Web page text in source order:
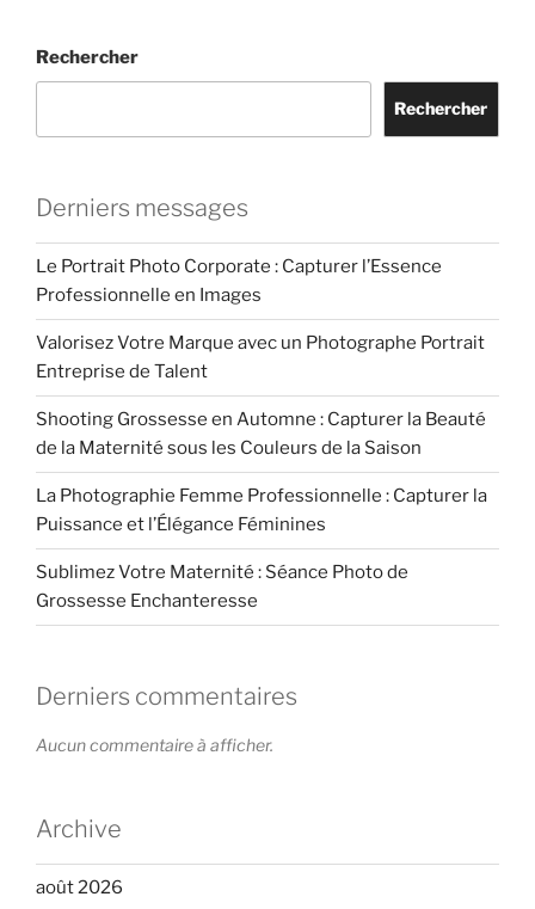
Rechercher
Rechercher
Derniers messages
Le Portrait Photo Corporate : Capturer l’Essence
Professionnelle en Images
Valorisez Votre Marque avec un Photographe Portrait
Entreprise de Talent
Shooting Grossesse en Automne : Capturer la Beauté
de la Maternité sous les Couleurs de la Saison
La Photographie Femme Professionnelle : Capturer la
Puissance et l’Élégance Féminines
Sublimez Votre Maternité : Séance Photo de
Grossesse Enchanteresse
Derniers commentaires
Aucun commentaire à afficher.
Archive
août 2026